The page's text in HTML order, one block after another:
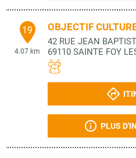
19
4.07 km
OBJECTIF
42 RUE JEAN
69110 SAINTE FOY
PLUS